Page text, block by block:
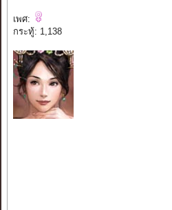
เพศ:
กระทู้: 1,138